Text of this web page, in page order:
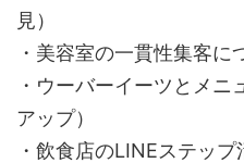
見）
・美容室の一貫性集客に
・ウーバーイーツとメニ
アップ）
・飲食店のLINEステップ